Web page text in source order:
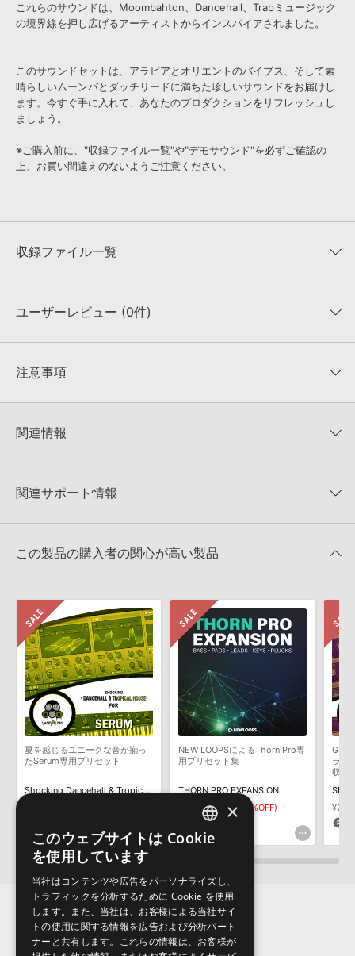
これらのサウンドは、Moombahton、Dancehall、Trapミュージック
の境界線を押し広げるアーティストからインスパイアされました。
このサウンドセットは、アラビアとオリエントのバイブス、そして素
晴らしいムーンバとダッチリードに満ちた珍しいサウンドをお届けし
ます。今すぐ手に入れて、あなたのプロダクションをリフレッシュし
ましょう。
※ご購入前に、"収録ファイル一覧"や"デモサウンド"を必ずご確認の
上、お買い間違えのないようご注意ください。
収録ファイル一覧
収録ファイル一覧
ユーザーレビュー (0件)
★★★★★
★5
★4
★1
0%
注意事項
KONTAKTフォーマットは、
でお使いいただけます。無償版のKONTAKT PLAYERではお使いい
4GBを超えるデータに関するご注意：
FAT32でフォーマットされた
きます際には、NTFSやHFS＋でフォーマットされたHDDをご用意
いただく必要がございます。
知らせするメールの2通が送信されます。メールに記載されており
ます説明に沿って、製品のダウンロード／導入を行って下さい。
サンプルパック製品には、原則として日本語版操作マニュアルをご
用意しておりません。ご購入後のご不明点や詳細に関するお問い合
わせなどはテクニカルサポート
までご連絡ください。
デモソングは、製品収録サウンドを使ってできることを紹介するた
めのデモンストレーション用の楽曲です。原則として、デモソング
そのものをお使いいただくことはできません。また、デモソングを
構成する全てのサウンドが、サンプルパックに含まれていることを
保証するものではありません。
しかねます。
関連情報
50%OFF！サマーセール！
関連サポート情報
2022.06.06
おります。ご覧頂くには、該当する製品をご購入頂く必要がございます。
SHOCKING MOOMBAHTON FOR SPIREのサポート情報
この製品の購入者の関心が高い製品
夏を感じるユニークな音が揃っ
たSerum専用プリセット
Shocking Dancehall & Tropical House For Serum
NEW LOOPSによるThorn Pro専
用プリセット集
THORN PRO EXPANSION
¥3,509 ¥2,105(40%OFF)
105pt
G-
ラッ
収録
ENGLISH
×
このウェブサイトは Cookie
を使用しています
当社はコンテンツや広告をパーソナライズし、
トラフィックを分析するために Cookie を使用
します。また、当社は、お客様による当社サイ
トの使用に関する情報を広告および分析パート
ナーと共有します。これらの情報は、お客様が